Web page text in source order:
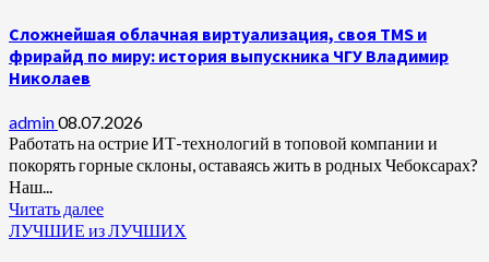
Сложнейшая облачная виртуализация, своя TMS и
фрирайд по миру: история выпускника ЧГУ Владимир
Николаев
admin08.07.2026
Работать на острие ИТ-технологий в топовой компании и
покорять горные склоны, оставаясь жить в родных Чебоксарах?
Наш...
Читать далее
ЛУЧШИЕ из ЛУЧШИХ